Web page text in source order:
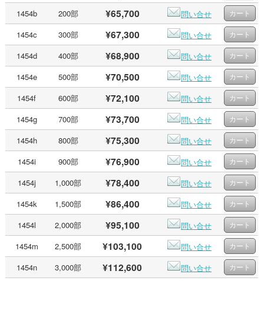
1454b
200部 ¥65,700
問い合せ
1454c
300部 ¥67,300
問い合せ
1454d
400部 ¥68,900
問い合せ
1454e
500部 ¥70,500
問い合せ
1454f
600部 ¥72,100
問い合せ
1454g
700部 ¥73,700
問い合せ
1454h
800部 ¥75,300
問い合せ
1454i
900部 ¥76,900
問い合せ
1454j
1,000部 ¥78,400
問い合せ
1454k
1,500部 ¥86,400
問い合せ
1454l
2,000部 ¥95,100
問い合せ
1454m
2,500部 ¥103,100
問い合せ
1454n
3,000部 ¥112,600 問い合せ